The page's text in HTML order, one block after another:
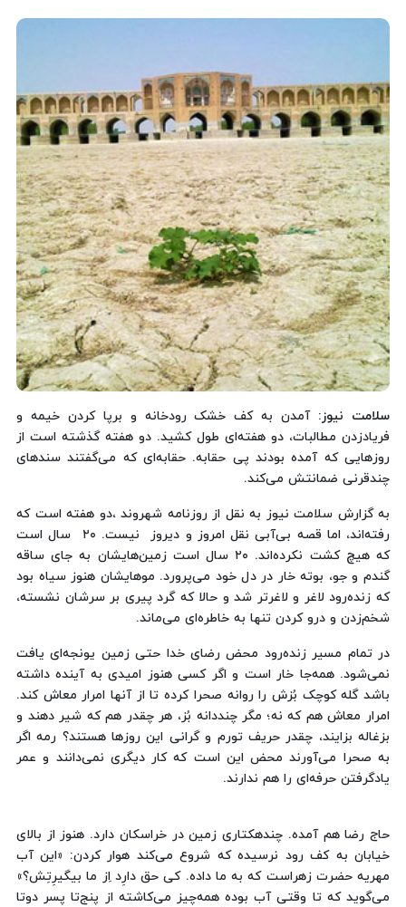
سلامت نیوز: آمدن به کف خشک رودخانه و برپا کردن خیمه و
فریادزدن مطالبات، دو هفته‌ای طول کشید. دو هفته گذشته است از
روزهایی که آمده بودند پی حقابه. حقابه‌ای که می‌گفتند سندهای
چندقرنی ضمانتش می‌کند.
به گزارش سلامت نیوز به نقل از روزنامه شهروند ،دو هفته است که
رفته‌اند، اما قصه بی‌آبی نقل امروز و دیروز نیست. ٢٠ سال است
که هیچ کشت نکرده‌اند. ٢٠ سال است زمین‌هایشان به جای ساقه
گندم و جو، بوته خار در دل خود می‌پرورد. موهایشان هنوز سیاه بود
که زنده‌رود لاغر و لاغرتر شد و حالا که گرد پیری بر سرشان نشسته،
شخم‌زدن و درو کردن تنها به خاطره‌ای می‌ماند.
در تمام مسیر زنده‌رود محض رضای خدا حتی زمین یونجه‌ای یافت
نمی‌شود. همه‌جا خار است و اگر کسی هنوز امیدی به آینده داشته
باشد گله کوچک بُزش را روانه صحرا کرده تا از آنها امرار معاش کند.
امرار معاش هم که نه؛ مگر چنددانه بُز، هر چقدر هم که شیر دهند و
بزغاله بزایند، چقدر حریف تورم و گرانی این روزها هستند؟ رمه اگر
به صحرا می‌آورند محض این است که کار دیگری نمی‌دانند و عمر
یادگرفتن حرفه‌ای را هم ندارند.
حاج رضا هم آمده. چندهکتاری زمین در خراسکان دارد. هنوز از بالای
خیابان به کف رود نرسیده که شروع می‌کند هوار کردن: «این آب
مهریه حضرت زهراست که به ما داده. کی حق دارِد اِز ما بیگیرِتِش؟»
می‌گوید که تا وقتی آب بوده همه‌چیز می‌کاشته از پنج‌تا پسر دوتا